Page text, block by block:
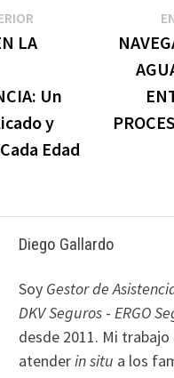
Entrada
anterior:
LA
Un
y
Edad
Diego Gallardo
Soy Gestor de
DKV Seguros- ERGO
desde 2011. Mi
atenderin situ a los